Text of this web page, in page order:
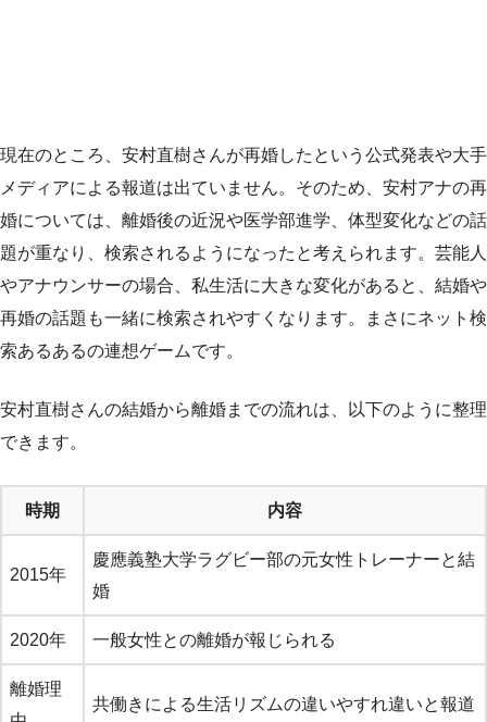
現在のところ、安村直樹さんが再婚したという公式発表や大手
メディアによる報道は出ていません。そのため、安村アナの再
婚については、離婚後の近況や医学部進学、体型変化などの話
題が重なり、検索されるようになったと考えられます。芸能人
やアナウンサーの場合、私生活に大きな変化があると、結婚や
再婚の話題も一緒に検索されやすくなります。まさにネット検
索あるあるの連想ゲームです。
安村直樹さんの結婚から離婚までの流れは、以下のように整理
できます。
時期 内容
2015年
慶應義塾大学ラグビー部の元女性トレーナーと結
婚
2020年 一般女性との離婚が報じられる
離婚理
共働きによる生活リズムの違いやすれ違いと報道